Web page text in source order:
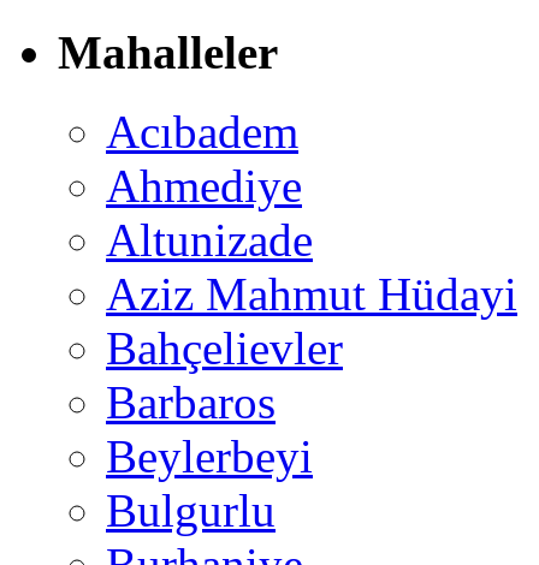
Mahalleler
Acıbadem
Ahmediye
Altunizade
Aziz Mahmut Hüdayi
Bahçelievler
Barbaros
Beylerbeyi
Bulgurlu